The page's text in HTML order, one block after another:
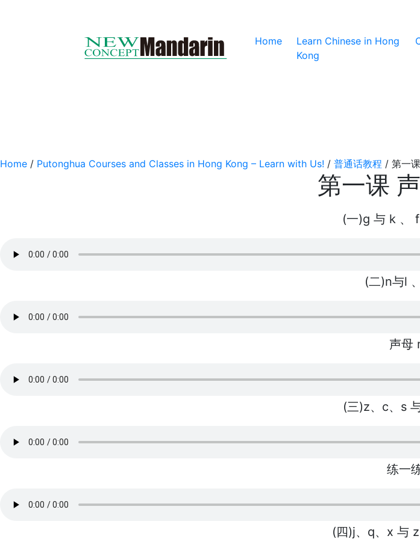
Home(current)
Learn Chinese in Hong
Kong
Home / Putonghua Courses and Classes in Hong Kong – Learn with Us! / 普通话教程 / 第一
第一课
(一)g 与 k 、
(二)n与l
声母
(三)z、c、s
练一
(四)j、q、x 与